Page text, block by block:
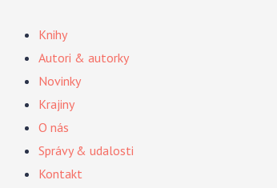
obsah
Knihy
Autori & autorky
Novinky
Krajiny
O nás
Správy & udalosti
Kontakt